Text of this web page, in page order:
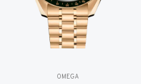
OMEGA